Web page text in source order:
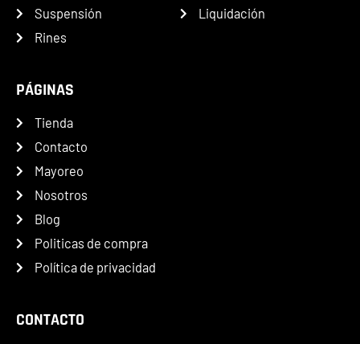
Suspensión
Rines
Liquidación
PÁGINAS
Tienda
Contacto
Mayoreo
Nosotros
Blog
Politicas de compra
Política de privacidad
CONTACTO